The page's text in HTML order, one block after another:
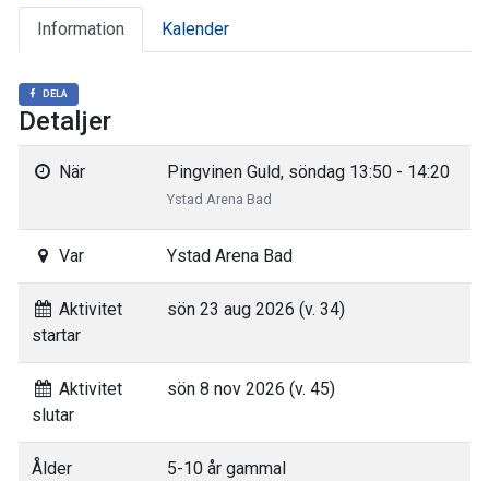
Information Kalender
DELA
Detaljer
När Pingvinen Guld, söndag 13:50 - 14:20
Ystad Arena Bad
Var Ystad Arena Bad
Aktivitet
startar
sön 23 aug 2026 (v. 34)
Aktivitet
slutar
sön 8 nov 2026 (v. 45)
Ålder 5-10 år gammal